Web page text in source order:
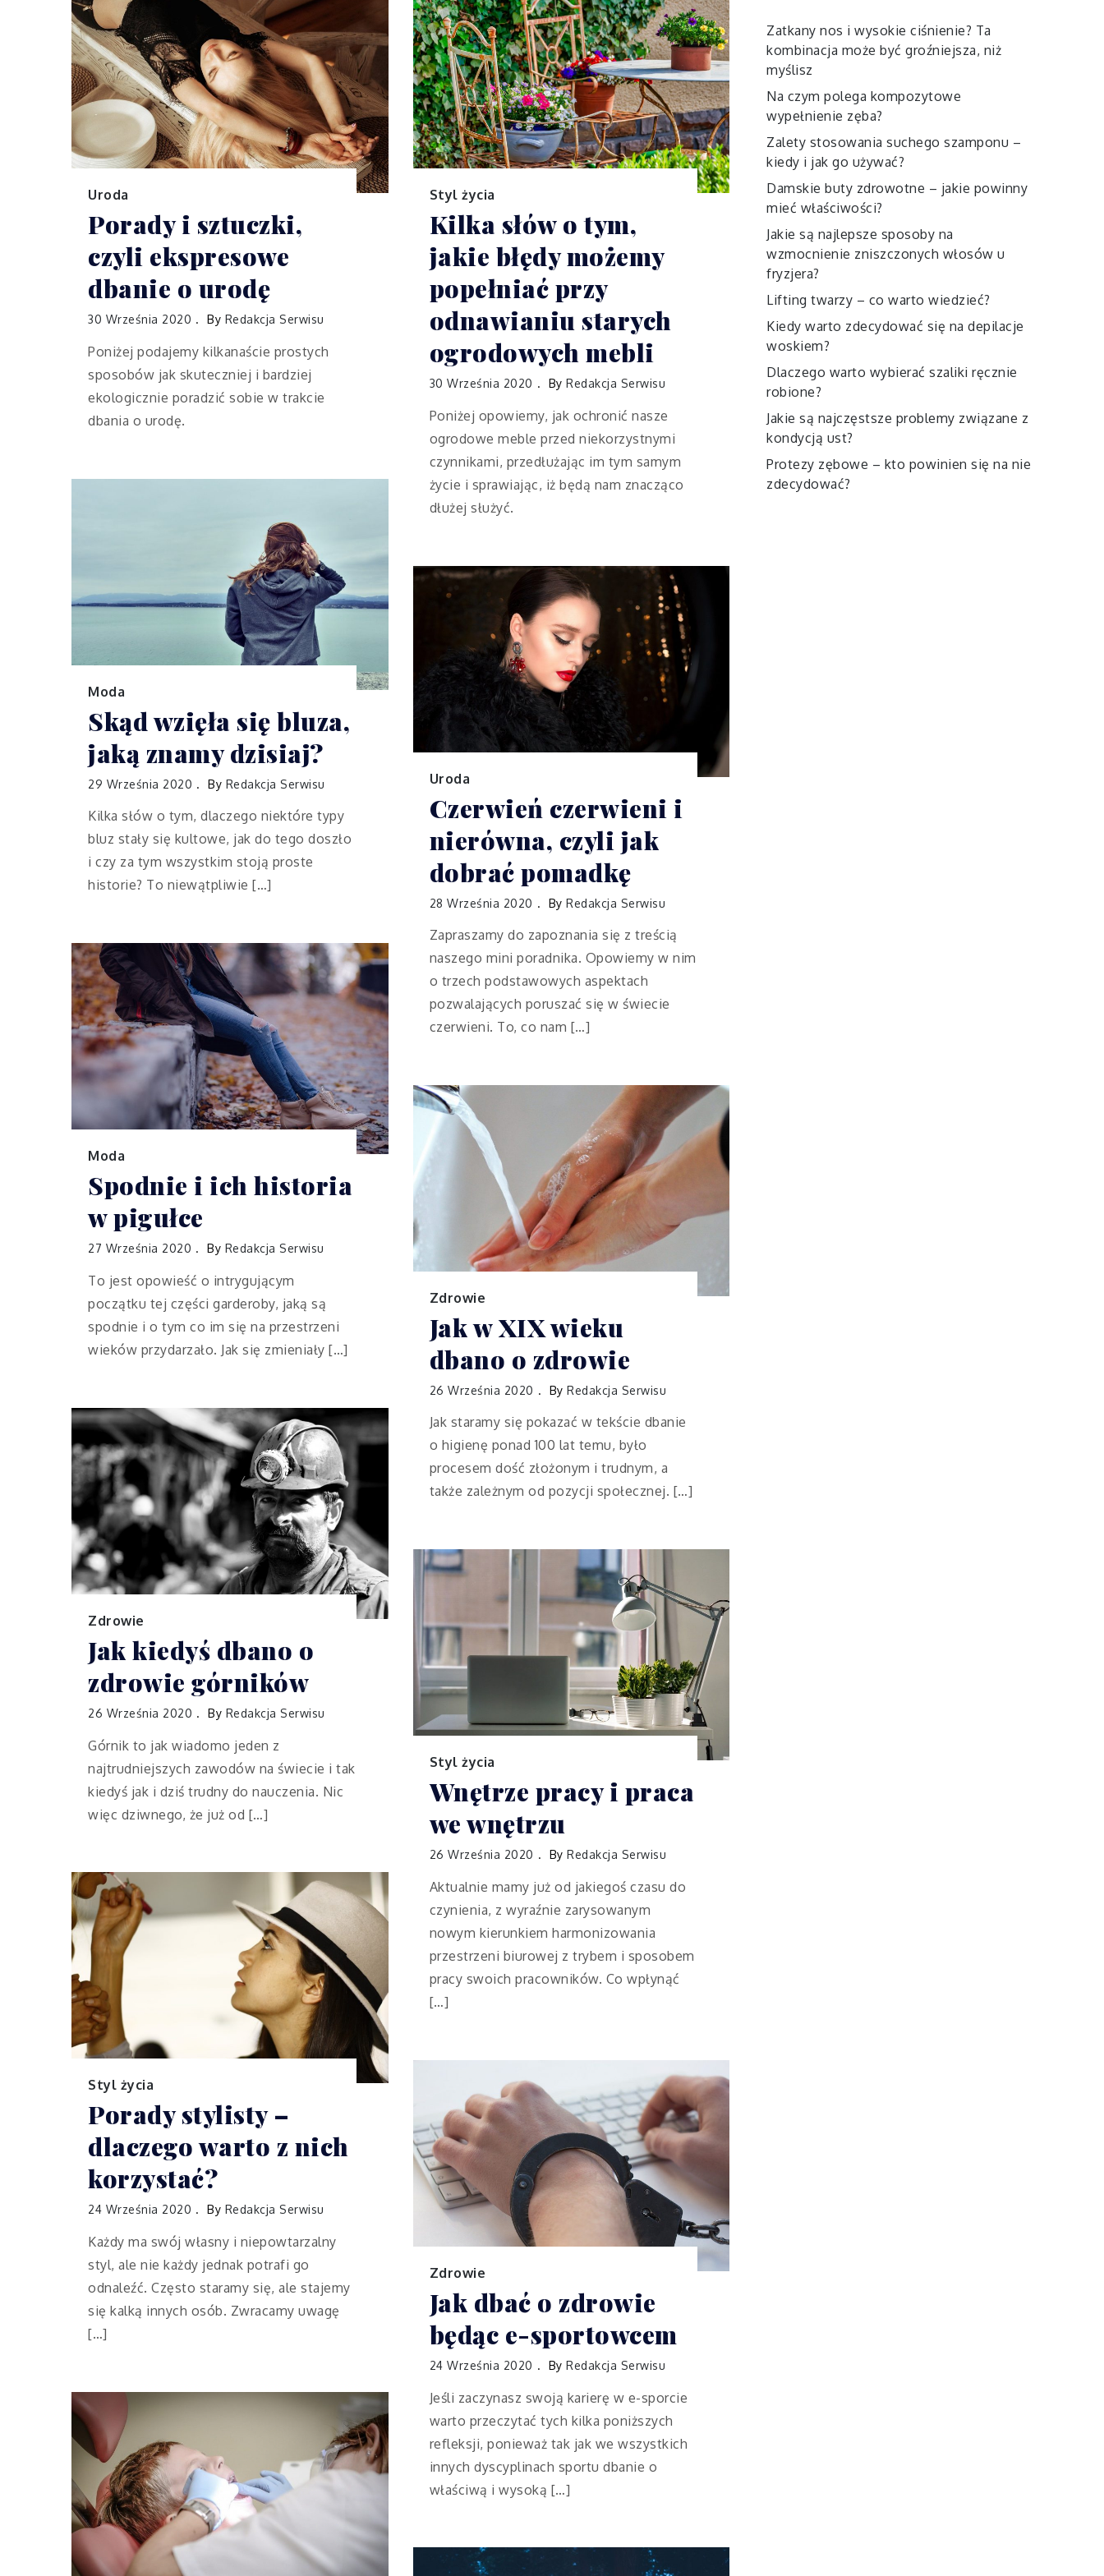
Uroda
Porady i sztuczki,
czyli ekspresowe
dbanie o urodę
30 Września 2020 By Redakcja Serwisu
Poniżej podajemy kilkanaście prostych
sposobów jak skuteczniej i bardziej
ekologicznie poradzić sobie w trakcie
dbania o urodę.
Styl życia
Kilka słów o tym,
jakie błędy możemy
popełniać przy
odnawianiu starych
ogrodowych mebli
30 Września 2020 By Redakcja Serwisu
Poniżej opowiemy, jak ochronić nasze
ogrodowe meble przed niekorzystnymi
czynnikami, przedłużając im tym samym
życie i sprawiając, iż będą nam znacząco
dłużej służyć.
Moda
Skąd wzięła się bluza,
jaką znamy dzisiaj?
29 Września 2020 By Redakcja Serwisu
Kilka słów o tym, dlaczego niektóre typy
bluz stały się kultowe, jak do tego doszło
i czy za tym wszystkim stoją proste
historie? To niewątpliwie […]
Uroda
Czerwień czerwieni i
nierówna, czyli jak
dobrać pomadkę
28 Września 2020 By Redakcja Serwisu
Zapraszamy do zapoznania się z treścią
naszego mini poradnika. Opowiemy w nim
o trzech podstawowych aspektach
pozwalających poruszać się w świecie
czerwieni. To, co nam […]
Moda
Spodnie i ich historia
w pigułce
27 Września 2020 By Redakcja Serwisu
To jest opowieść o intrygującym
początku tej części garderoby, jaką są
spodnie i o tym co im się na przestrzeni
wieków przydarzało. Jak się zmieniały […]
Zdrowie
Jak w XIX wieku
dbano o zdrowie
26 Września 2020 By Redakcja Serwisu
Jak staramy się pokazać w tekście dbanie
o higienę ponad 100 lat temu, było
procesem dość złożonym i trudnym, a
także zależnym od pozycji społecznej. […]
Zdrowie
Jak kiedyś dbano o
zdrowie górników
26 Września 2020 By Redakcja Serwisu
Górnik to jak wiadomo jeden z
najtrudniejszych zawodów na świecie i tak
kiedyś jak i dziś trudny do nauczenia. Nic
więc dziwnego, że już od […]
Styl życia
Wnętrze pracy i praca
we wnętrzu
26 Września 2020 By Redakcja Serwisu
Aktualnie mamy już od jakiegoś czasu do
czynienia, z wyraźnie zarysowanym
nowym kierunkiem harmonizowania
przestrzeni biurowej z trybem i sposobem
pracy swoich pracowników. Co wpłynąć
[…]
Styl życia
Porady stylisty –
dlaczego warto z nich
korzystać?
24 Września 2020 By Redakcja Serwisu
Każdy ma swój własny i niepowtarzalny
styl, ale nie każdy jednak potrafi go
odnaleźć. Często staramy się, ale stajemy
się kalką innych osób. Zwracamy uwagę
[…]
Zdrowie
Jak dbać o zdrowie
będąc e-sportowcem
24 Września 2020 By Redakcja Serwisu
Jeśli zaczynasz swoją karierę w e-sporcie
warto przeczytać tych kilka poniższych
refleksji, ponieważ tak jak we wszystkich
innych dyscyplinach sportu dbanie o
właściwą i wysoką […]
Zatkany nos i wysokie ciśnienie? Ta
kombinacja może być groźniejsza, niż
myślisz
Na czym polega kompozytowe
wypełnienie zęba?
Zalety stosowania suchego szamponu –
kiedy i jak go używać?
Damskie buty zdrowotne – jakie powinny
mieć właściwości?
Jakie są najlepsze sposoby na
wzmocnienie zniszczonych włosów u
fryzjera?
Lifting twarzy – co warto wiedzieć?
Kiedy warto zdecydować się na depilacje
woskiem?
Dlaczego warto wybierać szaliki ręcznie
robione?
Jakie są najczęstsze problemy związane z
kondycją ust?
Protezy zębowe – kto powinien się na nie
zdecydować?